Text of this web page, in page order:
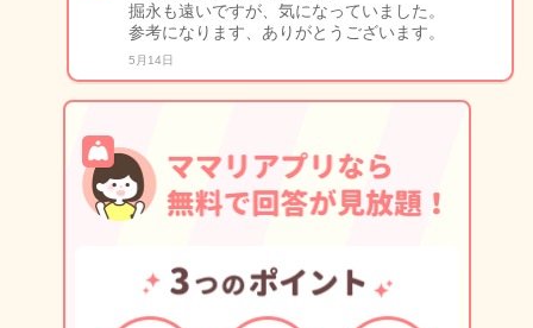
掘永も遠いですが、気になっていました。
参考になります、ありがとうございます。
5月14日